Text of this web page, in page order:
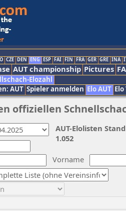
CZE DEN ENG ESP FAI FIN FRA GER GRE INA
AUT championship Pictures
Elozahl
AUT Spieler anmelden Elo AUT
offiziellen
Vorname
AUT-Elolisten
1.052